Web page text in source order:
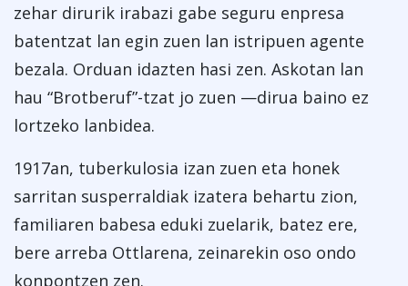
zehar dirurik irabazi gabe seguru enpresa
batentzat lan egin zuen lan istripuen agente
bezala. Orduan idazten hasi zen. Askotan lan
hau “Brotberuf”-tzat jo zuen —dirua baino ez
lortzeko lanbidea.
1917an, tuberkulosia izan zuen eta honek
sarritan susperraldiak izatera behartu zion,
familiaren babesa eduki zuelarik, batez ere,
bere arreba Ottlarena, zeinarekin oso ondo
konpontzen zen.